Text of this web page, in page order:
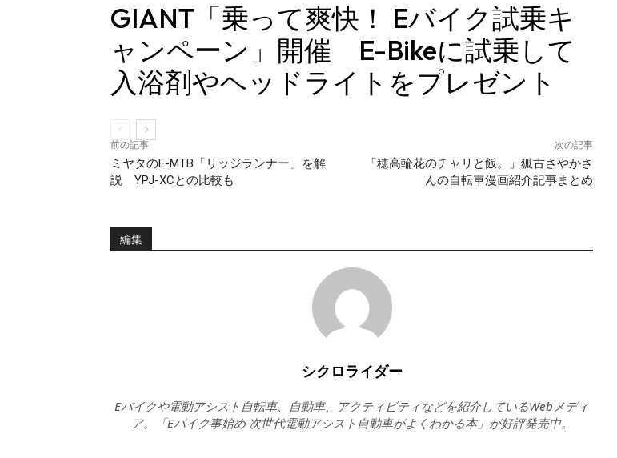
GIANT「乗って爽快！ Eバイク試乗キ
ャンペーン」開催 E-Bikeに試乗して
入浴剤やヘッドライトをプレゼント
前の記事
ミヤタのE-MTB「リッジランナー」を解
説 YPJ-XCとの比較も
次の記事
「穂高輪花のチャリと飯。」狐古さやかさ
んの自転車漫画紹介記事まとめ
編集
シクロライダー
Eバイクや電動アシスト自転車、自動車、アクティビティなどを紹介しているWebメディ
ア。「Eバイク事始め 次世代電動アシスト自動車がよくわかる本」が好評発売中。